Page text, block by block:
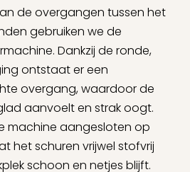
de overgangen tussen het
gebruiken we de
Dankzij de ronde,
ontstaat er een
overgang, waardoor de
aanvoelt en strak oogt.
machine aangesloten op
het schuren vrijwel stofvrij
schoon en netjes blijft.